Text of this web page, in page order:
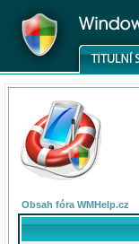
Obsah fóra WMHelp.cz